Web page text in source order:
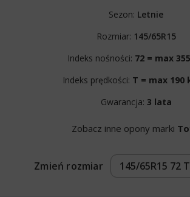
Sezon: Letnie
Rozmiar: 145/65R15
Indeks nośności: 72 = max
Indeks prędkości: T = max 190
Gwarancja: 3 lata
Zobacz inne opony marki
Zmień rozmiar